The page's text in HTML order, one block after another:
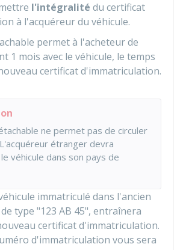
l'intégralité du certificat
à l'acquéreur du véhicule.
permet à l'acheteur de
1 mois avec le véhicule, le temps
certificat d'immatriculation.
ne permet pas de circuler
étranger devra
véhicule dans son pays de
immatriculé dans l'ancien
type "123 AB 45", entraînera
certificat d'immatriculation.
d'immatriculation vous sera